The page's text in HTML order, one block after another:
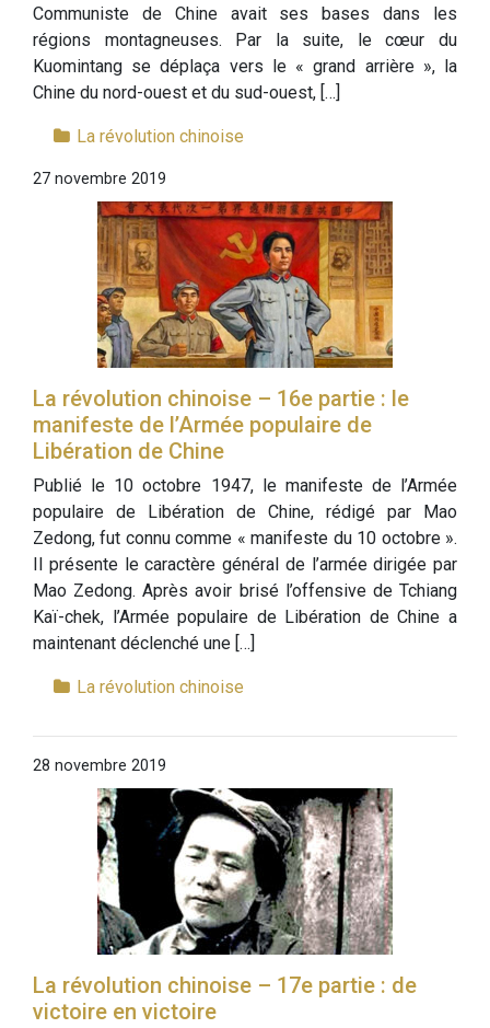
Communiste de Chine avait ses bases dans les
régions montagneuses. Par la suite, le cœur du
Kuomintang se déplaça vers le « grand arrière », la
Chine du nord-ouest et du sud-ouest, […]
La révolution chinoise
27 novembre 2019
La révolution chinoise – 16e partie : le
manifeste de l’Armée populaire de
Libération de Chine
Publié le 10 octobre 1947, le manifeste de l’Armée
populaire de Libération de Chine, rédigé par Mao
Zedong, fut connu comme « manifeste du 10 octobre ».
Il présente le caractère général de l’armée dirigée par
Mao Zedong. Après avoir brisé l’offensive de Tchiang
Kaï-chek, l’Armée populaire de Libération de Chine a
maintenant déclenché une […]
La révolution chinoise
28 novembre 2019
La révolution chinoise – 17e partie : de
victoire en victoire